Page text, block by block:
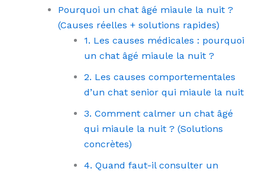
Pourquoi un chat âgé miaule la nuit ?
(Causes réelles + solutions rapides)
1. Les causes médicales : pourquoi
un chat âgé miaule la nuit ?
2. Les causes comportementales
d’un chat senior qui miaule la nuit
3. Comment calmer un chat âgé
qui miaule la nuit ? (Solutions
concrètes)
4. Quand faut-il consulter un